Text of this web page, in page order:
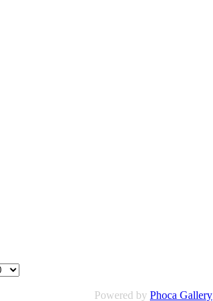
Powered by Phoca Gallery